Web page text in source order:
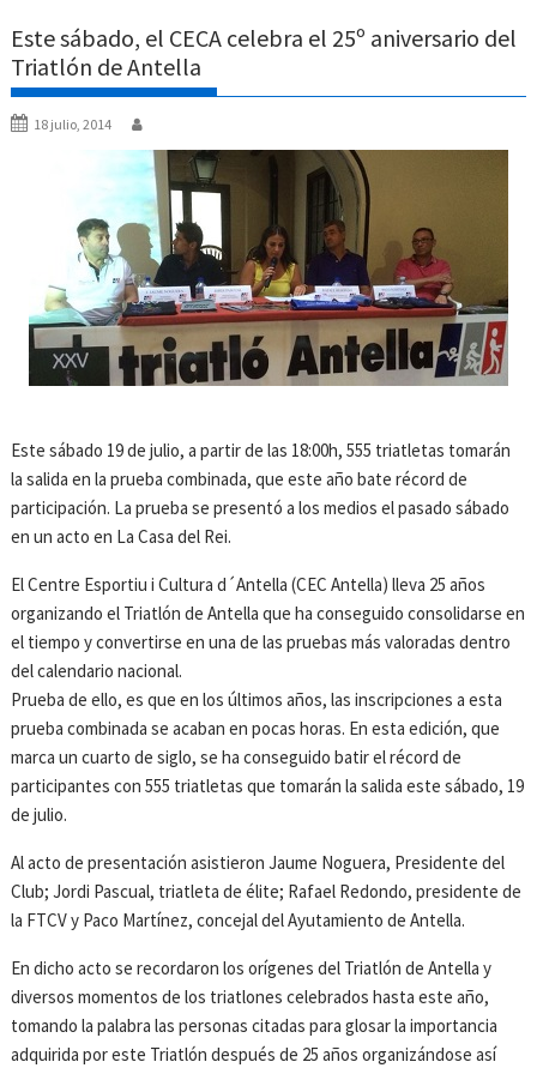
Este sábado, el CECA celebra el 25º aniversario del
Triatlón de Antella
18 julio, 2014
Este sábado 19 de julio, a partir de las 18:00h, 555 triatletas tomarán
la salida en la prueba combinada, que este año bate récord de
participación. La prueba se presentó a los medios el pasado sábado
en un acto en La Casa del Rei.
El Centre Esportiu i Cultura d´Antella (CEC Antella) lleva 25 años
organizando el Triatlón de Antella que ha conseguido consolidarse en
el tiempo y convertirse en una de las pruebas más valoradas dentro
del calendario nacional.
Prueba de ello, es que en los últimos años, las inscripciones a esta
prueba combinada se acaban en pocas horas. En esta edición, que
marca un cuarto de siglo, se ha conseguido batir el récord de
participantes con 555 triatletas que tomarán la salida este sábado, 19
de julio.
Al acto de presentación asistieron Jaume Noguera, Presidente del
Club; Jordi Pascual, triatleta de élite; Rafael Redondo, presidente de
la FTCV y Paco Martínez, concejal del Ayutamiento de Antella.
En dicho acto se recordaron los orígenes del Triatlón de Antella y
diversos momentos de los triatlones celebrados hasta este año,
tomando la palabra las personas citadas para glosar la importancia
adquirida por este Triatlón después de 25 años organizándose así